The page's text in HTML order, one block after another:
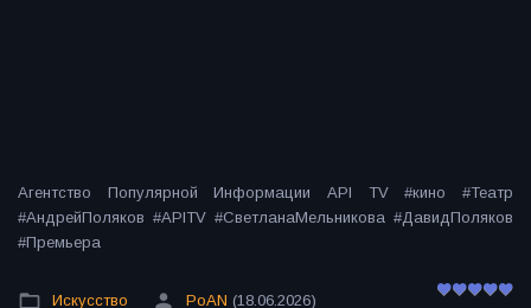
Агентство Популярной Информации API TV #кино #Театр
#АндрейПоляков #APITV #СветланаМельникова #ДавидПоляков
#Премьера
Искусство PoAN (18.06.2026)